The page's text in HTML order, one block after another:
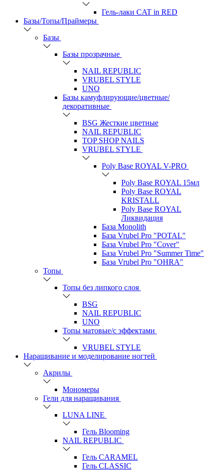
Гель-лаки CAT in RED
Базы/Топы/Праймеры
Базы
Базы прозрачные
NAIL REPUBLIC
VRUBEL STYLE
UNO
Базы камуфлирующие/цветные/
декоративные
BSG Жесткие цветные
NAIL REPUBLIC
TOP SHOP NAILS
VRUBEL STYLE
Poly Base ROYAL V-PRO
Poly Base ROYAL 15мл
Poly Base ROYAL
KRISTALL
Poly Base ROYAL
Ликвидация
База Monolith
База Vrubel Pro "POTAL"
База Vrubel Pro "Сover"
База Vrubel Pro "Summer Time"
База Vrubel Pro "OHRA"
Топы
Топы без липкого слоя
BSG
NAIL REPUBLIC
UNO
Топы матовые/с эффектами
VRUBEL STYLE
Наращивание и моделирование ногтей
Акрилы
Мономеры
Гели для наращивания
LUNA LINE
Гель Blooming
NAIL REPUBLIC
Гель CARAMEL
Гель CLASSIC